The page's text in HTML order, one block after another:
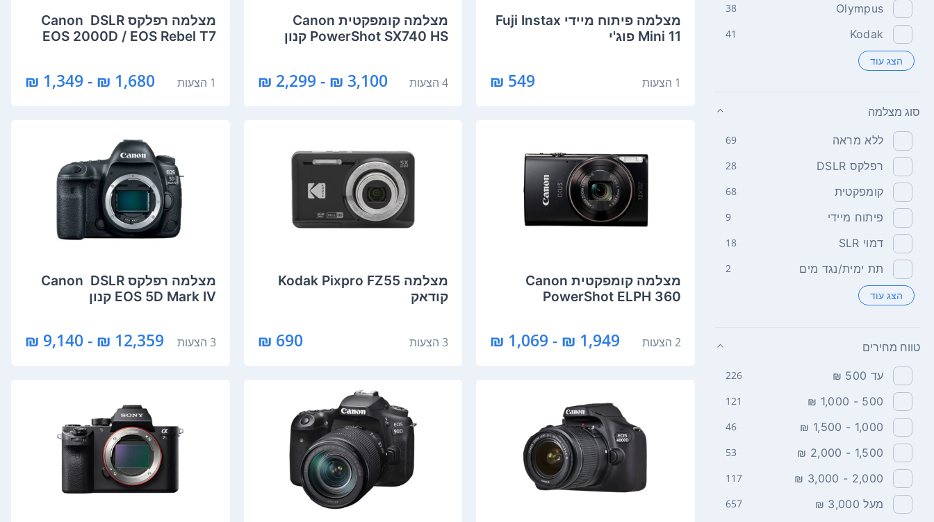
Olympus
38
Kodak
41
הצג עוד
סוג מצלמה
ללא מראה 69
רפלקס DSLR 28
קומפקטית 68
פיתוח מיידי 9
דמוי SLR 18
תת ימית/נגד מים 2
הצג עוד
טווח מחירים
עד 500 ₪ 226
500 - 1,000 ₪
121
1,000 - 1,500 ₪
46
1,500 - 2,000 ₪
53
2,000 - 3,000 ₪
117
מעל 3,000 ₪ 657
מצלמה ‏פיתוח מיידי Fuji Instax
Mini 11 פוג'י
1 הצעות 549 ₪
מצלמה ‏קומפקטית Canon
PowerShot SX740 HS קנון
4 הצעות 3,100 ₪ - 2,299 ₪
מצלמה רפלקס DSLR ‏ Canon
EOS 2000D / EOS Rebel T7
1 הצעות 1,680 ₪ - 1,349 ₪
מצלמה ‏קומפקטית Canon
PowerShot ELPH 360
2 הצעות 1,949 ₪ - 1,069 ₪
מצלמה Kodak Pixpro FZ55
קודאק
3 הצעות 690 ₪
מצלמה רפלקס DSLR ‏ Canon
EOS 5D Mark IV קנון
3 הצעות 12,359 ₪ - 9,140 ₪